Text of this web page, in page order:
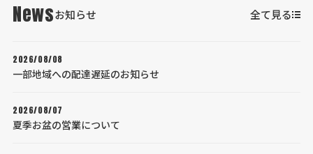
Newsお知らせ 全て見る
2026/08/08
一部地域への配達遅延のお知らせ
2026/08/07
夏季お盆の営業について